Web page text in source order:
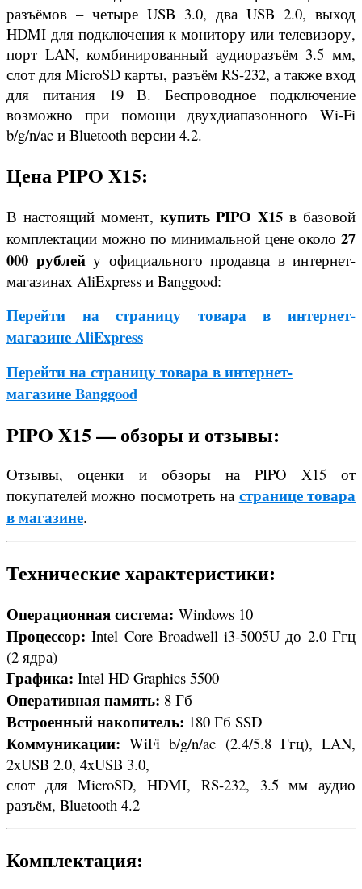
разъёмов – четыре USB 3.0, два USB 2.0, выход
HDMI для подключения к монитору или телевизору,
порт LAN, комбинированный аудиоразъём 3.5 мм,
слот для MicroSD карты, разъём RS-232, а также вход
для питания 19 В. Беспроводное подключение
возможно при помощи двухдиапазонного Wi-Fi
b/g/n/ac и Bluetooth версии 4.2.
Цена PIPO X15:
В настоящий момент, купить PIPO X15в базовой
комплектации можно по минимальной цене около 27
000 рублейу официального продавца в интернет-
магазинах AliExpress и Banggood:
Перейти на страницу товара в интернет-
магазине AliExpress
Перейти на страницу товара в интернет-
магазине Banggood
PIPO X15 — обзоры и отзывы:
Отзывы, оценки и обзоры на PIPO X15 от
покупателей можно посмотреть на странице товара
в магазине.
Технические характеристики:
Операционная система: Windows 10
Процессор: Intel Core Broadwell i3-5005U до 2.0 Ггц
(2 ядра)
Графика: Intel HD Graphics 5500
Оперативная память: 8 Гб
Встроенный накопитель: 180 Гб SSD
Коммуникации: WiFi b/g/n/ac (2.4/5.8 Ггц), LAN,
2xUSB 2.0, 4xUSB 3.0,
слот для MicroSD, HDMI, RS-232, 3.5 мм аудио
разъём, Bluetooth 4.2
Комплектация: